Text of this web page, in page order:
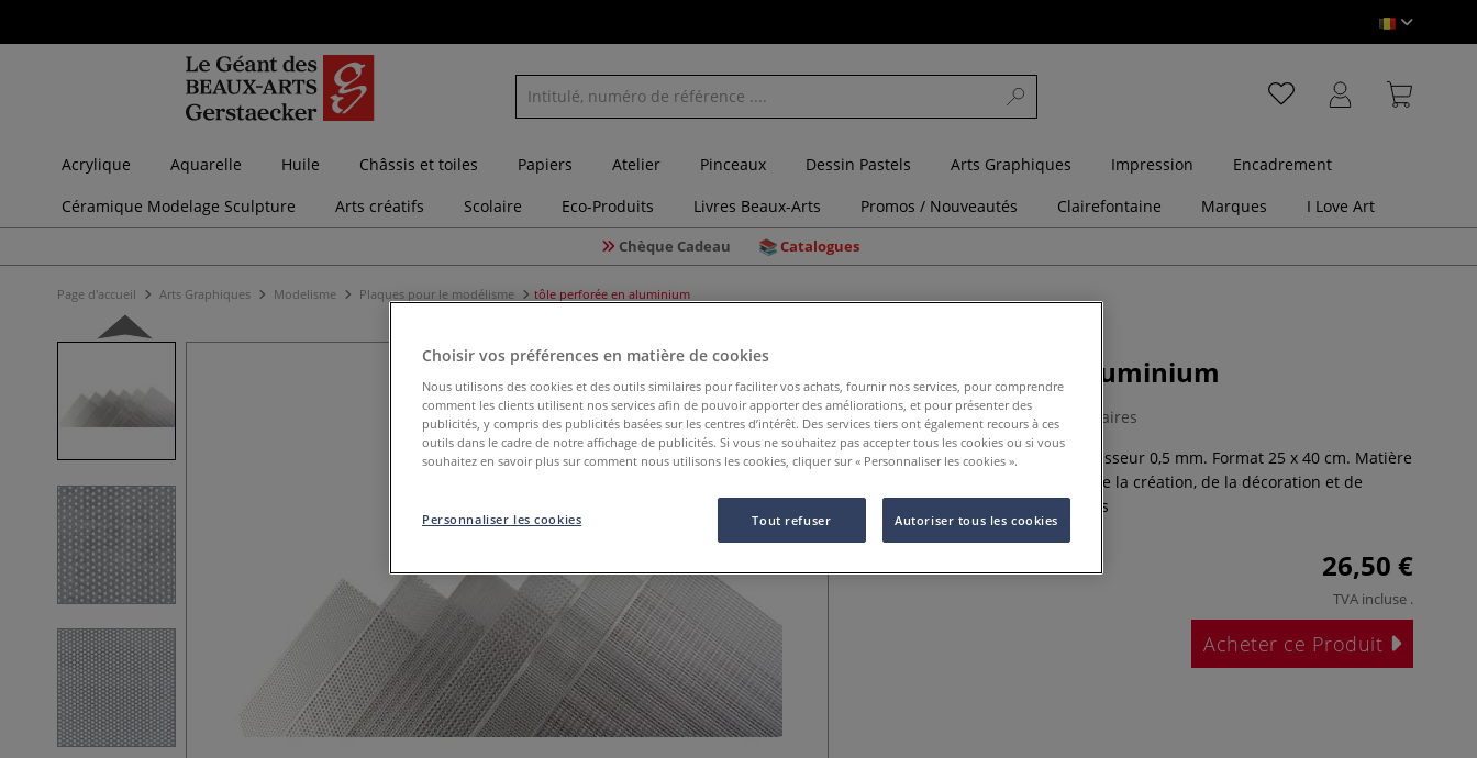
Acrylique Aquarelle Huile Châssis et toiles Papiers Atelier Pinceaux Dessin Pastels Arts Graphiques Impression
Encadrement
Céramique Modelage Sculpture
Arts créatifs Scolaire Eco-Produits Livres Beaux-Arts Promos / Nouveautés Clairefontaine Marques I Love Art
Chèque Cadeau Catalogues
Page d'accueil Arts Graphiques Modelisme Plaques pour le modélisme tôle perforée en aluminium
tôle perforée en aluminium
0 Commentaires
Tôle perforée en aluminium, épaisseur 0,5 mm. Format 25 x 40 cm. Matière
très utilisée dans les domaines de la création, de la décoration et de
l’architecture (modélisme).
Plus
26,50 €
TVA incluse .
Acheter ce Produit
Choisir vos préférences en matière de cookies
Nous utilisons des cookies et des outils similaires pour faciliter vos achats, fournir nos services, pour comprendre
comment les clients utilisent nos services afin de pouvoir apporter des améliorations, et pour présenter des
publicités, y compris des publicités basées sur les centres d’intérêt. Des services tiers ont également recours à ces
outils dans le cadre de notre affichage de publicités. Si vous ne souhaitez pas accepter tous les cookies ou si vous
souhaitez en savoir plus sur comment nous utilisons les cookies, cliquer sur « Personnaliser les cookies ».
Tout refuser Autoriser tous les cookies
Personnaliser les cookies